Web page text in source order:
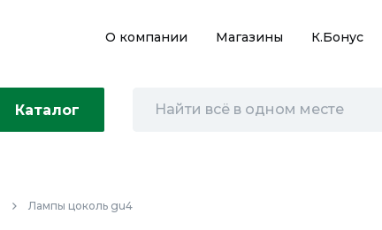
О компании Магазины К.Бонус
Каталог
Лампы цоколь gu4